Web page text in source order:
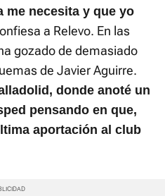
me necesita y que yo
a Relevo. En las
gozado de demasiado
de Javier Aguirre.
donde anoté un
pensando en que,
aportación al club